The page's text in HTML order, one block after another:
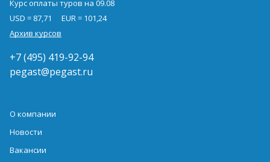
Курс оплаты туров на 09.08
USD = 87,71
EUR = 101,24
Архив курсов
+7 (495) 419-92-94
pegast@pegast.ru
О компании
Новости
Вакансии